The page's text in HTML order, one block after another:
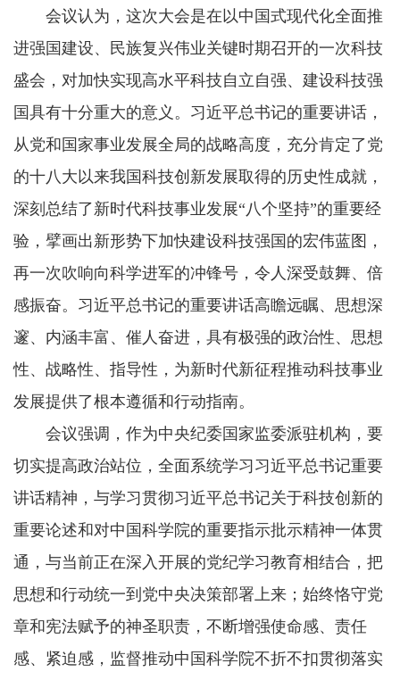
会议认为，这次大会是在以中国式现代化全面推
进强国建设、民族复兴伟业关键时期召开的一次科技
盛会，对加快实现高水平科技自立自强、建设科技强
国具有十分重大的意义。习近平总书记的重要讲话，
从党和国家事业发展全局的战略高度，充分肯定了党
的十八大以来我国科技创新发展取得的历史性成就，
深刻总结了新时代科技事业发展“八个坚持”的重要经
验，擘画出新形势下加快建设科技强国的宏伟蓝图，
再一次吹响向科学进军的冲锋号，令人深受鼓舞、倍
感振奋。习近平总书记的重要讲话高瞻远瞩、思想深
邃、内涵丰富、催人奋进，具有极强的政治性、思想
性、战略性、指导性，为新时代新征程推动科技事业
发展提供了根本遵循和行动指南。
会议强调，作为中央纪委国家监委派驻机构，要
切实提高政治站位，全面系统学习习近平总书记重要
讲话精神，与学习贯彻习近平总书记关于科技创新的
重要论述和对中国科学院的重要指示批示精神一体贯
通，与当前正在深入开展的党纪学习教育相结合，把
思想和行动统一到党中央决策部署上来；始终恪守党
章和宪法赋予的神圣职责，不断增强使命感、责任
感、紧迫感，监督推动中国科学院不折不扣贯彻落实